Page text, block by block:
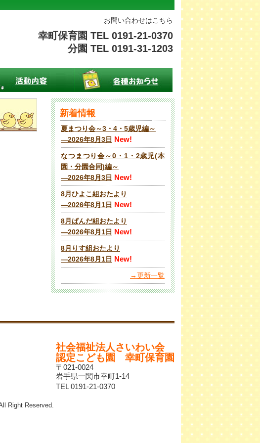
お問い合わせはこちら
幸町保育園 TEL 0191-21-0370
分園 TEL 0191-31-1203
新着情報
夏まつり会～3・4・5歳児編～
―2026年8月3日 New!
なつまつり会～0・1・2歳児(本
園・分園合同)編～
―2026年8月3日 New!
8月ひよこ組おたより
―2026年8月1日 New!
8月ぱんだ組おたより
―2026年8月1日 New!
8月りす組おたより
―2026年8月1日 New!
→更新一覧
社会福祉法人さいわい会
認定こども園 幸町保育園
〒021-0024
岩手県一関市幸町1-14
TEL 0191-21-0370
Right Reserved.